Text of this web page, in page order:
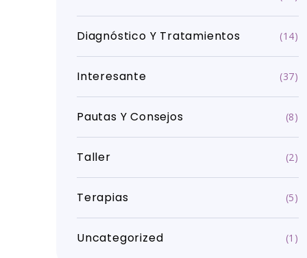
Diagnóstico Y Tratamientos (14)
Interesante (37)
Pautas Y Consejos (8)
Taller (2)
Terapias (5)
Uncategorized (1)